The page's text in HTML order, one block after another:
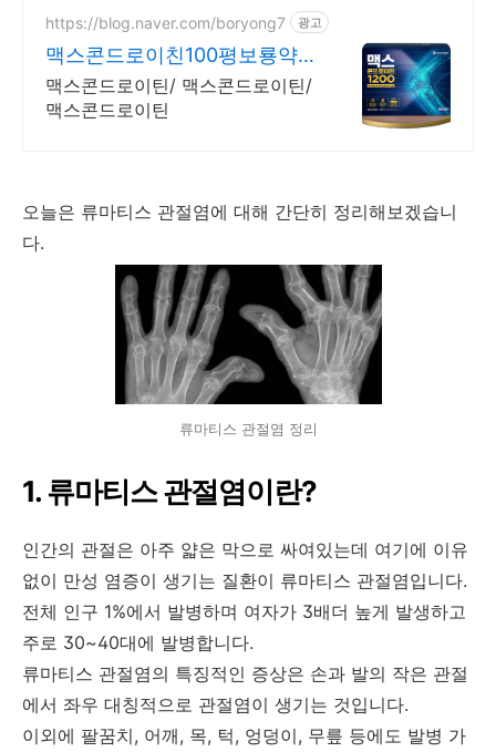
https://blog.naver.com/boryong7 광고
맥스콘드로이친100평보룡약국
대형약국/태릉입구,육사 근처
맥스콘드로이틴/ 맥스콘드로이틴/
맥스콘드로이틴
오늘은 류마티스 관절염에 대해 간단히 정리해보겠습니
다.
류마티스 관절염 정리
1. 류마티스 관절염이란?
인간의 관절은 아주 얇은 막으로 싸여있는데 여기에 이유
없이 만성 염증이 생기는 질환이 류마티스 관절염입니다.
전체 인구 1%에서 발병하며 여자가 3배더 높게 발생하고
주로 30~40대에 발병합니다.
류마티스 관절염의 특징적인 증상은 손과 발의 작은 관절
에서 좌우 대칭적으로 관절염이 생기는 것입니다.
이외에 팔꿈치, 어깨, 목, 턱, 엉덩이, 무릎 등에도 발병 가